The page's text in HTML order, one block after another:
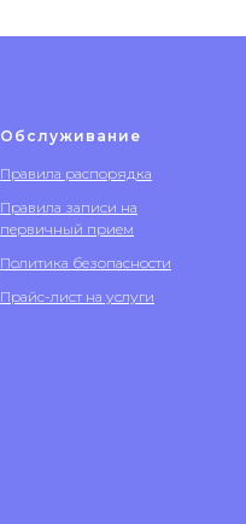
Обслуживание
Правила распорядка
Правила записи на
первичный прием
Политика безопасности
Прайс-лист на услуги